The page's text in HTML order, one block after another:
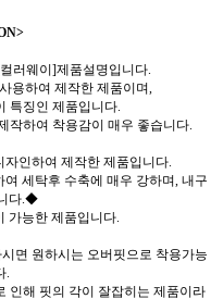
러웨이]제품설명입니다.
용하여 제작한 제품이며,
특징인 제품입니다.
작하여 착용감이 매우 좋습니다.
인하여 제작한 제품입니다.
세탁후 수축에 매우 강하며, 내구
다.◆
능한 제품입니다.
면 원하시는 오버핏으로 착용가능
.
인해 핏의 각이 잘잡히는 제품이라